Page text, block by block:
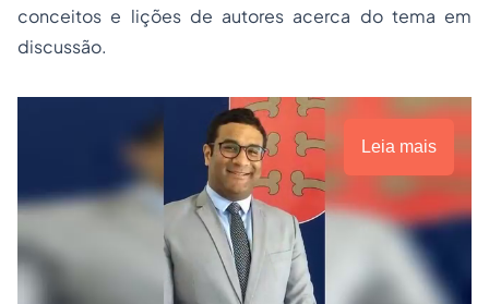
conceitos e lições de autores acerca do tema em
discussão.
Leia mais